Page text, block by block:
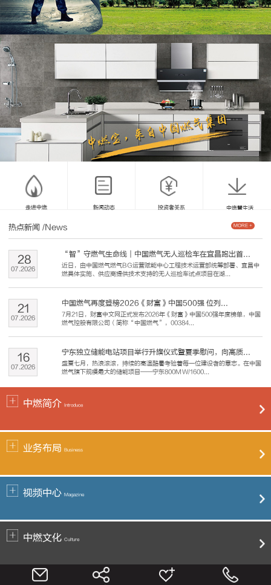
走进中燃 新闻动态 投资者关系 中燃慧生活
热点新闻 /News
“智”守燃气生命线｜中国燃气无人巡检车在宜昌跑出首...
近日，由中国燃气燃气BG运营赋能中心工程技术运营部统筹部署、宜昌中
燃具体实施、供应商提供技术支持的无人巡检车试点项目在湖...
07.2026
28
中国燃气再度登榜2026《财富》中国500强 位列...
7月21日，财富中文网正式发布2026年《财富》中国500强年度榜单，中国
燃气控股有限公司（简称“中国燃气”，00384...
07.2026
21
宁东独立储能电站项目举行升旗仪式暨夏季慰问，向高质...
盛夏七月，热浪滚滚，持续的高温酷暑考验着每一位建设者的意志。在中国
燃气旗下规模最大的储能项目——宁东800MW/1600...
07.2026
16
MORE +
中燃简介 Introduce
业务布局 Business
视频中心 Magazine
中燃文化 Culture